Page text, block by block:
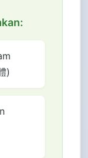
)